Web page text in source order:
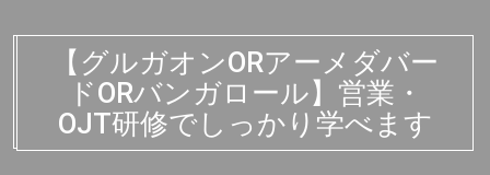
【グルガオンORアーメダバー
ドORバンガロール】営業・
OJT研修でしっかり学べます